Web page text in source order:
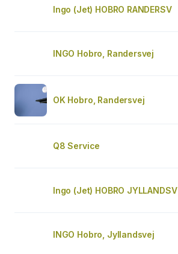
Ingo (Jet) HOBRO RANDERSV
INGO Hobro, Randersvej
OK Hobro, Randersvej
Q8 Service
Ingo (Jet) HOBRO JYLLANDSV
INGO Hobro, Jyllandsvej